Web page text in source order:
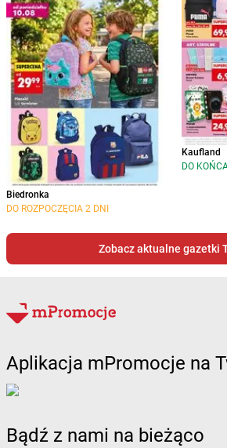
Biedronka
DO ROZPOCZĘCIA 2 DNI
Kaufland
DO
Zobacz aktualne gazetki
Aplikacja mPromocje na
Bądź z nami na bieżąco